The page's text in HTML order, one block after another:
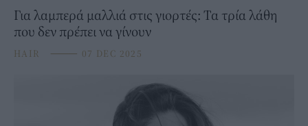
Για λαμπερά μαλλιά στις γιορτές: Τα τρία λάθη
που δεν πρέπει να γίνουν
HAIR ⸻ 07 DEC 2025